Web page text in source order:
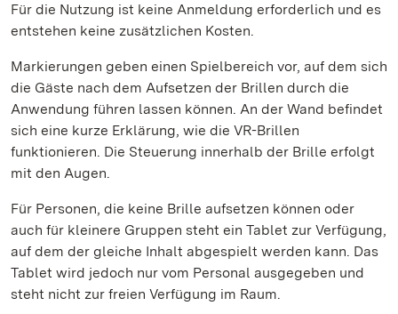
Für die Nutzung ist keine Anmeldung erforderlich und es
entstehen keine zusätzlichen Kosten.
Markierungen geben einen Spielbereich vor, auf dem sich
die Gäste nach dem Aufsetzen der Brillen durch die
Anwendung führen lassen können. An der Wand befindet
sich eine kurze Erklärung, wie die VR-Brillen
funktionieren. Die Steuerung innerhalb der Brille erfolgt
mit den Augen.
Für Personen, die keine Brille aufsetzen können oder
auch für kleinere Gruppen steht ein Tablet zur Verfügung,
auf dem der gleiche Inhalt abgespielt werden kann. Das
Tablet wird jedoch nur vom Personal ausgegeben und
steht nicht zur freien Verfügung im Raum.